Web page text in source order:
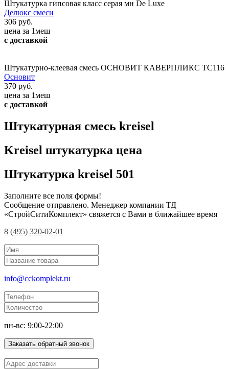
Штукатурка гипсовая класс серая мн De Luxe
Делюкс смеси
306 руб.
цена за 1меш
с доставкой
Штукатурно-клеевая смесь ОСНОВИТ КАВЕРПЛИКС TC116
Основит
370 руб.
цена за 1меш
с доставкой
Штукатурная смесь kreisel
Kreisel штукатурка цена
Штукатурка kreisel 501
Заполните все поля формы!
Сообщение отправлено. Менеджер компании ТД
«СтройСитиКомплект» свяжется с Вами в ближайшее время
8 (495) 320-02-01
info@cckomplekt.ru
пн-вс: 9:00-22:00
Заказать обратный звонок